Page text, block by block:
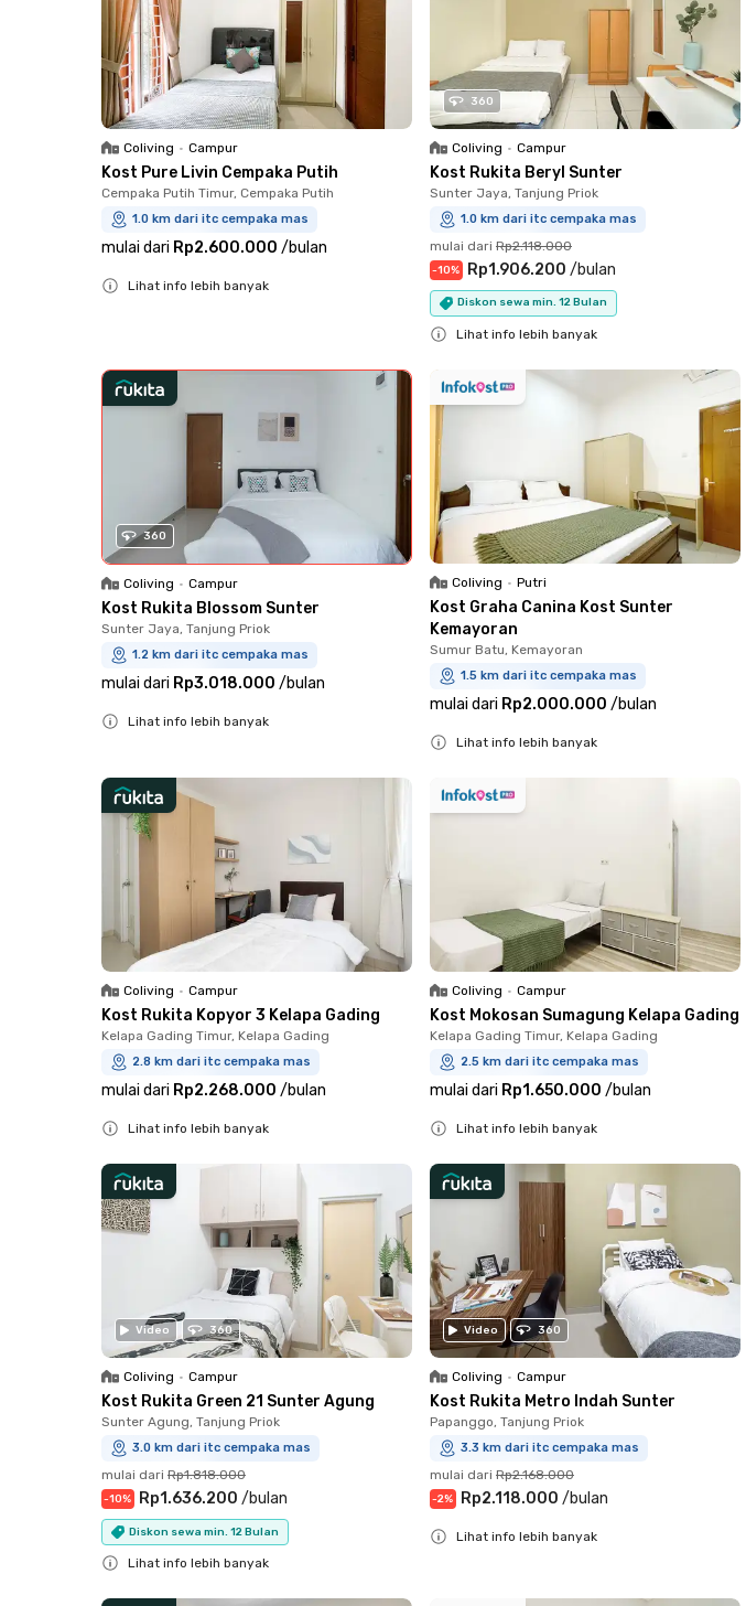
Coliving • Campur
Kost Pure Livin Cempaka Putih
Cempaka Putih Timur, Cempaka Putih
1.0 km dari itc cempaka mas
mulai dari Rp2.600.000 /bulan
Lihat info lebih banyak
360
Coliving • Campur
Kost Rukita Beryl Sunter
Sunter Jaya, Tanjung Priok
1.0 km dari itc cempaka mas
mulai dari Rp2.118.000
-10% Rp1.906.200 /bulan
Diskon sewa min. 12 Bulan
Lihat info lebih banyak
360
Coliving • Campur
Kost Rukita Blossom Sunter
Sunter Jaya, Tanjung Priok
1.2 km dari itc cempaka mas
mulai dari Rp3.018.000 /bulan
Lihat info lebih banyak
Coliving • Putri
Kost Graha Canina Kost Sunter
Kemayoran
Sumur Batu, Kemayoran
1.5 km dari itc cempaka mas
mulai dari Rp2.000.000 /bulan
Lihat info lebih banyak
Coliving • Campur
Kost Rukita Kopyor 3 Kelapa Gading
Kelapa Gading Timur, Kelapa Gading
2.8 km dari itc cempaka mas
mulai dari Rp2.268.000 /bulan
Lihat info lebih banyak
Coliving • Campur
Kost Mokosan Sumagung Kelapa Gading
Kelapa Gading Timur, Kelapa Gading
2.5 km dari itc cempaka mas
mulai dari Rp1.650.000 /bulan
Lihat info lebih banyak
Video 360
Coliving • Campur
Kost Rukita Green 21 Sunter Agung
Sunter Agung, Tanjung Priok
3.0 km dari itc cempaka mas
mulai dari Rp1.818.000
-10% Rp1.636.200 /bulan
Diskon sewa min. 12 Bulan
Lihat info lebih banyak
Video 360
Coliving • Campur
Kost Rukita Metro Indah Sunter
Papanggo, Tanjung Priok
3.3 km dari itc cempaka mas
mulai dari Rp2.168.000
-2% Rp2.118.000 /bulan
Lihat info lebih banyak